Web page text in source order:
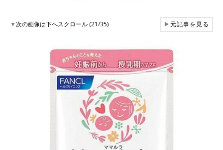
▼次の画像は下へスクロール (21/35) ▶元記事を見る